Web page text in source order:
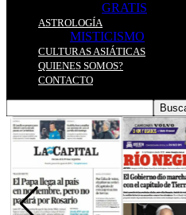
GRATIS
ASTROLOGÍA
MISTICISMO
CULTURAS ASIÁTICAS
QUIENES SOMOS?
CONTACTO